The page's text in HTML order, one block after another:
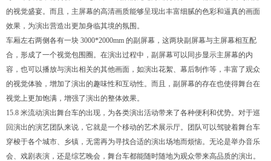
的视觉盛宴。而且，主屏幕的高清画质能够呈现出丰富细腻的色彩和逼真的画面
效果，为演出营造出更加身临其境的氛围。
车厢左右两侧各有一块 3000*2000mm 的副屏幕，这两块副屏幕与主屏幕相互配
合，形成了一个视觉包围圈。在演出过程中，副屏幕可以同步显示主屏幕的内
容，也可以播放与演出相关的其他画面，如演出花絮、幕后制作等，丰富了观众
的视觉体验，增加了演出的趣味性和互动性。而且，副屏幕的存在也使得舞台在
视觉上更加饱满，增强了演出的整体效果。
15.8 米流动演出舞台车的出现，为各类演出活动带来了各种便利和优势。对于巡
回演出的演艺团队来说，它就是一个移动的艺术展示厅。团队可以驾驶着舞台车
穿梭于各个城市、乡镇，无需再为寻找合适的演出场地而烦恼。无论是举办音乐
会、戏剧表演，还是综艺晚会，舞台车都能随时随地为观众带来高品质的演出。